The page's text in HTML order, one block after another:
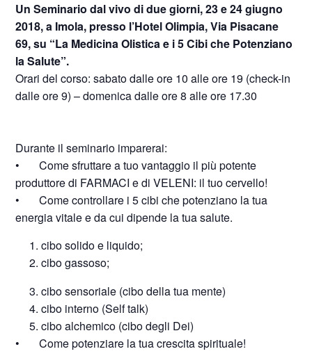
Un Seminario dal vivo di due giorni, 23 e 24 giugno
2018, a Imola, presso l’Hotel Olimpia, Via Pisacane
69, su “La Medicina Olistica e i 5 Cibi che Potenziano
la Salute”.
Orari del corso: sabato dalle ore 10 alle ore 19 (check-in
dalle ore 9) – domenica dalle ore 8 alle ore 17.30
Durante il seminario imparerai:
• Come sfruttare a tuo vantaggio il più potente
produttore di FARMACI e di VELENI: il tuo cervello!
• Come controllare i 5 cibi che potenziano la tua
energia vitale e da cui dipende la tua salute.
cibo solido e liquido;
cibo gassoso;
3. cibo sensoriale (cibo della tua mente)
4. cibo interno (Self talk)
5. cibo alchemico (cibo degli Dei)
• Come potenziare la tua crescita spirituale!